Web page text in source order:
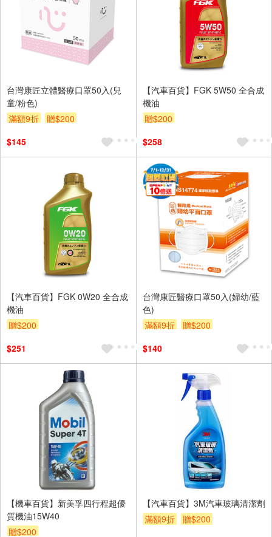
台灣康匠立體醫療口罩50入(兒
童/粉色)
滿額9折
贈$200
$145
【汽車百貨】FGK 5W50 全合成
機油
贈$200
$258
【汽車百貨】FGK 0W20 全合成
機油
贈$200
$251
台灣康匠醫療口罩50入(婦幼/藍
色)
滿額9折
贈$200
$140
【機車百貨】新美孚四行程超優
質機油15W40
贈$200
【汽車百貨】3M汽車玻璃清潔劑
滿額9折
贈$200